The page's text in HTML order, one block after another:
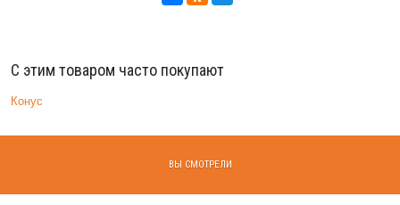
С этим товаром часто покупают
Конус
ВЫ СМОТРЕЛИ